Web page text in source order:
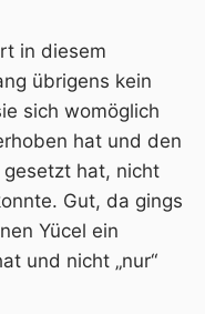
in diesem
übrigens kein
sich womöglich
hat und den
gesetzt hat, nicht
Gut, da gings
Yücel ein
und nicht „nur“